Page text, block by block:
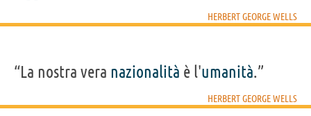
HERBERT GEORGE WELLS
“La nostra vera nazionalità è l'umanità.”
HERBERT GEORGE WELLS